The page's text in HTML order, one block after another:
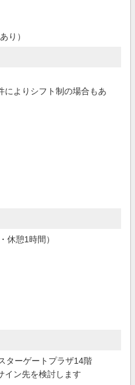
り）
よりシフト制の場合もあ
休憩1時間）
ターゲートプラザ14階
イン先を検討します